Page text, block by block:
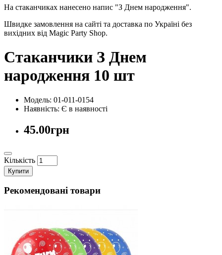
На стаканчиках нанесено напис "З Днем народження".
Швидке замовлення на сайті та доставка по Україні без
вихідних від Magic Party Shop.
Стаканчики З Днем
народження 10 шт
Модель: 01-011-0154
Наявність: Є в наявності
45.00грн
Кількість
Купити
Рекомендовані товари